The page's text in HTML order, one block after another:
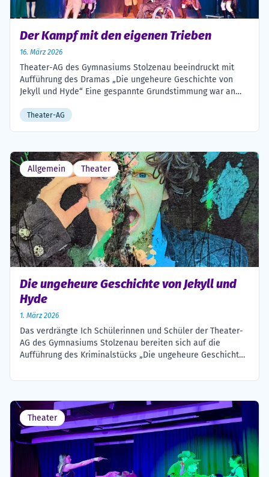
Der Kampf mit den eigenen Trieben
16. März 2026
Theater-AG des Gymnasiums Stolzenau beeindruckt mit
Aufführung des Dramas „Die ungeheure Geschichte von
Jekyll und Hyde“ Eine gespannte Grundstimmung war an
zu spüren. Die Theater-AG des Gymnasiums brachte das
bekannten Novelle von […]
Theater-AG
Allgemein Theater
Die ungeheure Geschichte von Jekyll und
Hyde
1. März 2026
Das verdrängte Ich Schülerinnen und Schüler der Theater-
AG des Gymnasiums Stolzenau bereiten sich auf die
Aufführung des Kriminalstücks „Die ungeheure Geschichte
Novelle von Robert Louis Stevenson vor Robert Louis
seltsame Fall des Dr. Jekyll und Mr. Hyde“, […]
Theater